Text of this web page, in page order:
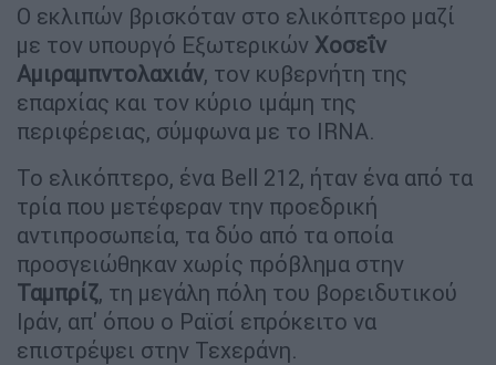
Ο εκλιπών βρισκόταν στο ελικόπτερο μαζί
με τον υπουργό Εξωτερικών Χοσεΐν
Αμιραμπντολαχιάν, τον κυβερνήτη της
επαρχίας και τον κύριο ιμάμη της
περιφέρειας, σύμφωνα με το IRNA.
Το ελικόπτερο, ένα Bell 212, ήταν ένα από τα
τρία που μετέφεραν την προεδρική
αντιπροσωπεία, τα δύο από τα οποία
προσγειώθηκαν χωρίς πρόβλημα στην
Ταμπρίζ, τη μεγάλη πόλη του βορειδυτικού
Ιράν, απ' όπου ο Ραϊσί επρόκειτο να
επιστρέψει στην Τεχεράνη.